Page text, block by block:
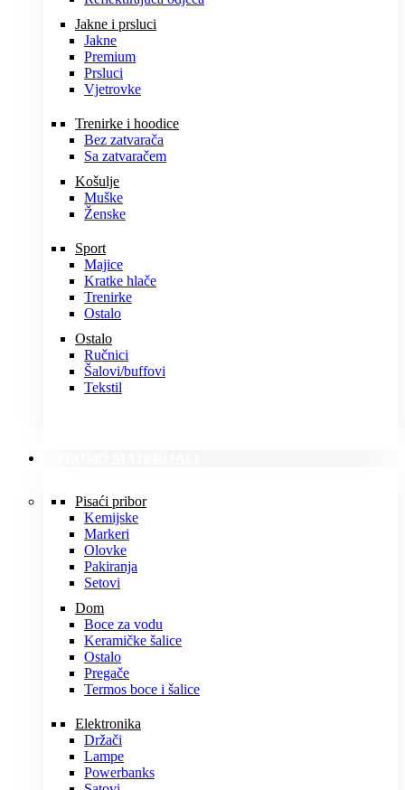
Jakne i prsluci
Jakne
Premium
Prsluci
Vjetrovke
Trenirke i hoodice
Bez zatvarača
Sa zatvaračem
Košulje
Muške
Ženske
Sport
Majice
Kratke hlače
Trenirke
Ostalo
Ostalo
Ručnici
Šalovi/buffovi
Tekstil
Pisaći pribor
Kemijske
Markeri
Olovke
Pakiranja
Setovi
Dom
Boce za vodu
Keramičke šalice
Ostalo
Pregače
Termos boce i šalice
Elektronika
Držači
Lampe
Powerbanks